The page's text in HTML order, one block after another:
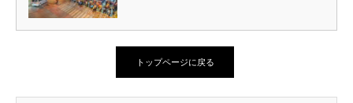
トップページに戻る